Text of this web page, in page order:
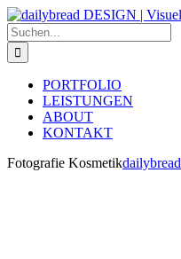
Zum
Inhalt
springen
Suche
nach:
PORTFOLIO
LEISTUNGEN
ABOUT
KONTAKT
Fotografie Kosmetikdailybread